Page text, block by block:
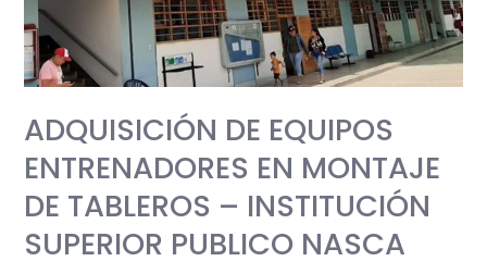
ADQUISICIÓN DE EQUIPOS
ENTRENADORES EN MONTAJE
DE TABLEROS – INSTITUCIÓN
SUPERIOR PUBLICO NASCA
EQUIPOS
ENTRENADORES
EN
DE
TABLEROS
–
INSTITUCIÓN
SUPERIOR